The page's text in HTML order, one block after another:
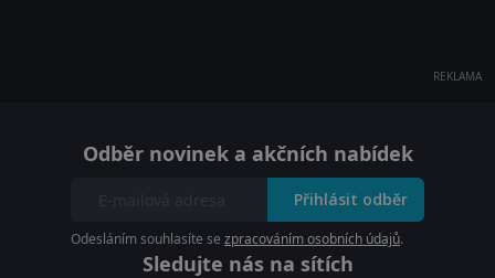
REKLAMA
Odběr novinek a akčních nabídek
Přihlásit odběr
Odesláním souhlasíte se zpracováním osobních údajů.
Sledujte nás na sítích